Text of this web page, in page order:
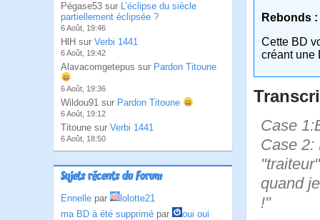
Pégase53 sur L’éclipse du siècle
partiellement éclipsée ?
6 Août, 19:46
HlH sur Verbi 1441
6 Août, 19:42
Alavacomgetepus sur Pardon Titoune
6 Août, 19:36
Wildou91 sur Pardon Titoune
6 Août, 19:12
Titoune sur Verbi 1441
6 Août, 18:50
Sujets récents du Forum
Ennelle par
lolotte21
ma BD à été supprimé par
oui oui
Rebonds :
Cette BD
créant une
Case
Case 2:
quand
!"